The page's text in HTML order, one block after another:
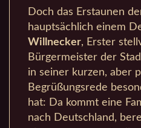
Doch das Erstaunen
hauptsächlich einem
Willnecker, Erster
Bürgermeister der
in seiner kurzen, aber
Begrüßungsrede
hat: Da kommt eine
nach Deutschland,